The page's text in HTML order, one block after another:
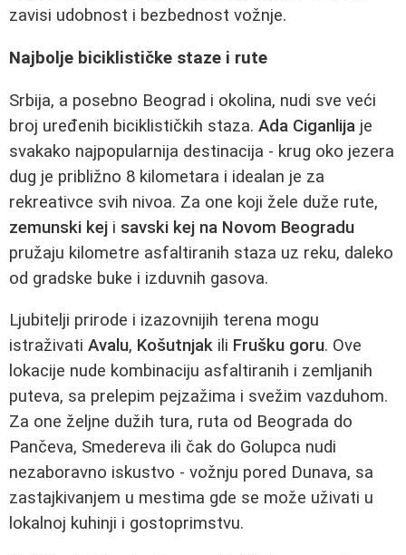
zavisi udobnost i bezbednost vožnje.
Najbolje biciklističke staze i rute
Srbija, a posebno Beograd i okolina, nudi sve veći
broj uređenih biciklističkih staza. Ada Ciganlija je
svakako najpopularnija destinacija - krug oko jezera
dug je približno 8 kilometara i idealan je za
rekreativce svih nivoa. Za one koji žele duže rute,
zemunski kej i savski kej na Novom Beogradu
pružaju kilometre asfaltiranih staza uz reku, daleko
od gradske buke i izduvnih gasova.
Ljubitelji prirode i izazovnijih terena mogu
istraživati Avalu, Košutnjak ili Frušku goru. Ove
lokacije nude kombinaciju asfaltiranih i zemljanih
puteva, sa prelepim pejzažima i svežim vazduhom.
Za one željne dužih tura, ruta od Beograda do
Pančeva, Smedereva ili čak do Golupca nudi
nezaboravno iskustvo - vožnju pored Dunava, sa
zastajkivanjem u mestima gde se može uživati u
lokalnoj kuhinji i gostoprimstvu.